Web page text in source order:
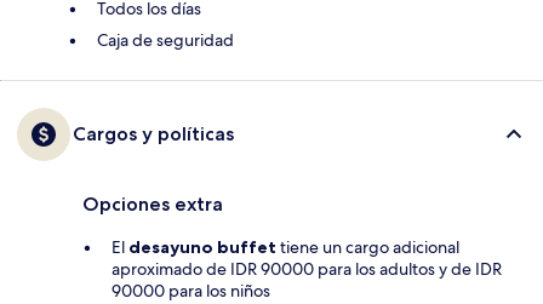
Todos los días
Caja de seguridad
Cargos y políticas
Opciones extra
El desayuno buffet tiene un cargo adicional
aproximado de IDR 90000 para los adultos y de IDR
90000 para los niños